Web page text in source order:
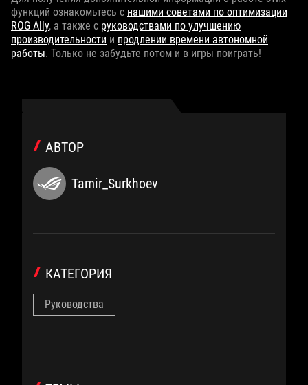
функций ознакомьтесь с нашими советами по оптимизации
ROG Ally, а также с руководствами по улучшению
производительности и продлении времени автономной
работы. Только не забудьте потом и в игры поиграть!
АВТОР
Tamir_Surkhoev
КАТЕГОРИЯ
Руководства